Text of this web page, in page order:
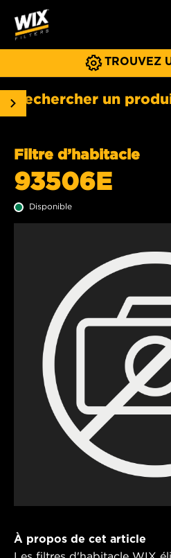
TROUVEZ
Rechercher un
Filtre d’habitacle
93506E
Disponible
À propos de cet article